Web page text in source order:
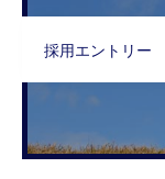
採用エントリー